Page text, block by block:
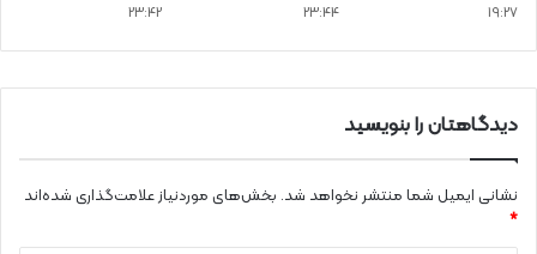
19:27
23:44
23:42
دیدگاهتان را بنویسید
نشانی ایمیل شما منتشر نخواهد شد. بخش‌های موردنیاز علامت‌گذاری شده‌اند
*